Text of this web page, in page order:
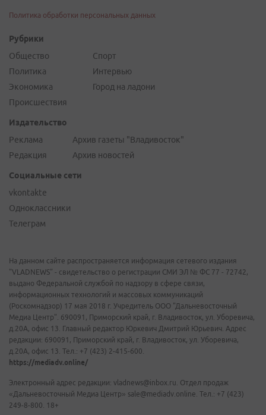
Политика обработки персональных данных
Рубрики
Общество
Политика
Экономика
Происшествия
Спорт
Интервью
Город на ладони
Издательство
Реклама
Редакция
Архив газеты "Владивосток"
Архив новостей
Социальные сети
vkontakte
Одноклассники
Телеграм
На данном сайте распространяется информация сетевого издания
"VLADNEWS" - свидетельство о регистрации СМИ ЭЛ № ФС 77 - 72742,
выдано Федеральной службой по надзору в сфере связи,
информационных технологий и массовых коммуникаций
(Роскомнадзор) 17 мая 2018 г. Учредитель ООО "Дальневосточный
Медиа Центр". 690091, Приморский край, г. Владивосток, ул. Уборевича,
д.20А, офис 13. Главный редактор Юркевич Дмитрий Юрьевич. Адрес
редакции: 690091, Приморский край, г. Владивосток, ул. Уборевича,
д.20А, офис 13. Тел.: +7 (423) 2-415-600.
https://mediadv.online/
Электронный адрес редакции: vladnews@inbox.ru. Отдел продаж
«Дальневосточный Медиа Центр» sale@mediadv.online. Тел.: +7 (423)
249-8-800. 18+